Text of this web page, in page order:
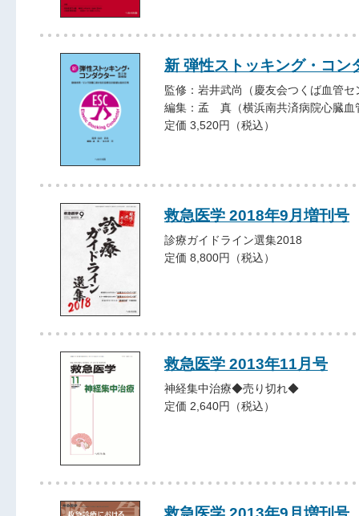
新 弾性ストッキング・コ
監修：岩井武尚（慶友会つくば血管セ
編集：孟 真（横浜南共済病院心臓血
定価 3,520円（税込）
救急医学 2018年9月増刊号
診療ガイドライン選集2018
定価 8,800円（税込）
救急医学 2013年11月号
神経集中治療◆売り切れ◆
定価 2,640円（税込）